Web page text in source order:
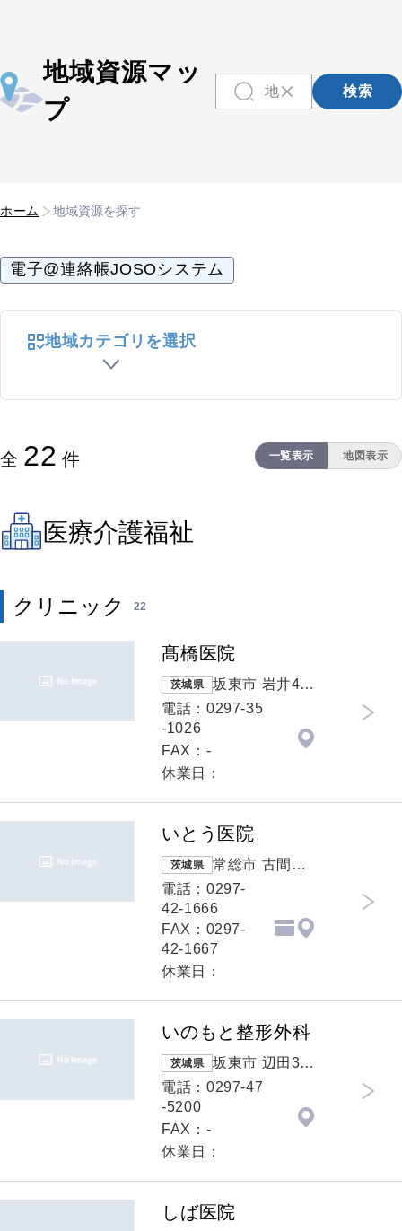
地域資源マッ
プ
検索
ホーム 地域資源を探す
電子@連絡帳JOSOシステム
地域カテゴリを選択
全 22 件 一覧表示 地図表示
医療介護福祉
クリニック 22
髙橋医院
茨城県
坂東市 岩井45
95
電話：0297-35
-1026
FAX：-
休業日：
いとう医院
茨城県
常総市 古間木
新田817-1
電話：0297-
42-1666
FAX：0297-
42-1667
休業日：
いのもと整形外科
茨城県
坂東市 辺田31
0-52
電話：0297-47
-5200
FAX：-
休業日：
しば医院